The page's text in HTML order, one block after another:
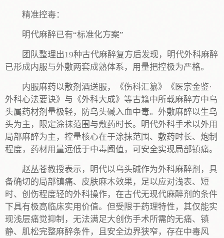
精准控毒：
明代麻醉已有“标准化方案”
团队整理出19种古代麻醉复方后发现，明代外科麻醉
已形成内服与外敷两套成熟体系，用量把控极为严格。
内服麻药以散剂酒送服，《伤科汇纂》《医宗金鉴·
外科心法要诀》与《外科大成》等古籍中所载麻醉方中乌
头属药材剂量极轻，防乌头碱入血中毒。外敷麻醉以生乌
头为主，限定涂抹范围与敷药时长。明代外科手术以外用
局部麻醉为主，控量核心在于涂抹范围、敷药时长、炮制
程度，药材用量远低于中毒阈值，可安全实现局部镇痛。
赵丛苍教授表示，明代以乌头碱作为外科麻醉剂，具
备确切的局部镇痛、皮肤麻木效果，足以应对浅表、短
时、创伤程度轻的外科操作，在古代无现代麻醉剂的条件
下具有极高临床实用价值。但受限于药理特性，其仅能实
现浅层痛觉抑制，无法满足大创伤手术所需的无痛、镇
静、肌松完整麻醉条件，且安全边界狭窄，存在中毒风